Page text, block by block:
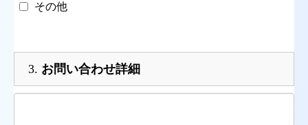
その他
3. お問い合わせ詳細